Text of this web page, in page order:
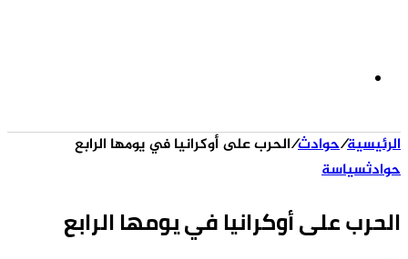
المظلمالرئيسية/حوادث/الحرب على أوكرانيا في يومها الرابع
حوادثسياسة
الحرب على أوكرانيا في يومها الرابع